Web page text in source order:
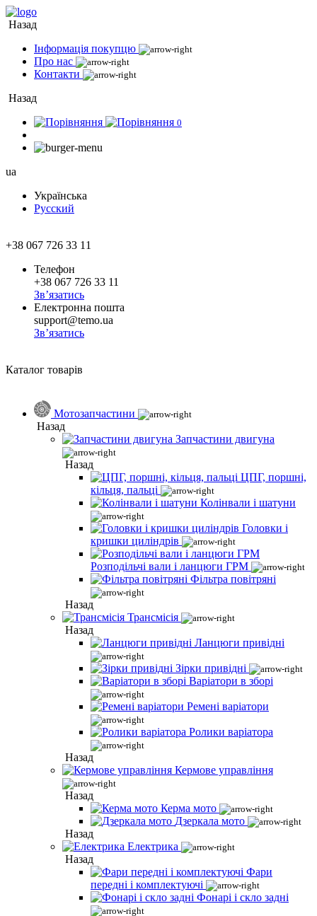
Назад
Інформація покупцю
Про нас
Контакти
Назад
0
ua
Українська
Русский
+38 067 726 33 11
Телефон
+38 067 726 33 11
Зв’язатись
Електронна пошта
support@temo.ua
Зв’язатись
Каталог товарів
Мотозапчастини
Назад
Запчастини двигуна
Назад
ЦПГ, поршні,
кільця, пальці
Колінвали і шатуни
Головки і
кришки циліндрів
Розподільчі вали і ланцюги ГРМ
Фільтра повітряні
Назад
Трансмісія
Назад
Ланцюги привідні
Зірки привідні
Варіатори в зборі
Ремені варіатори
Ролики варіатора
Назад
Кермове управління
Назад
Керма мото
Дзеркала мото
Назад
Електрика
Назад
Фари
передні і комплектуючі
Фонарі і скло задні